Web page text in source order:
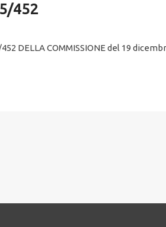
452
DELLA COMMISSIONE del 19